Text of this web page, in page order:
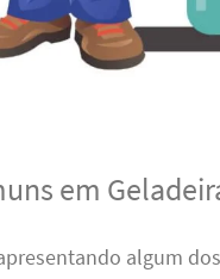
em
algum